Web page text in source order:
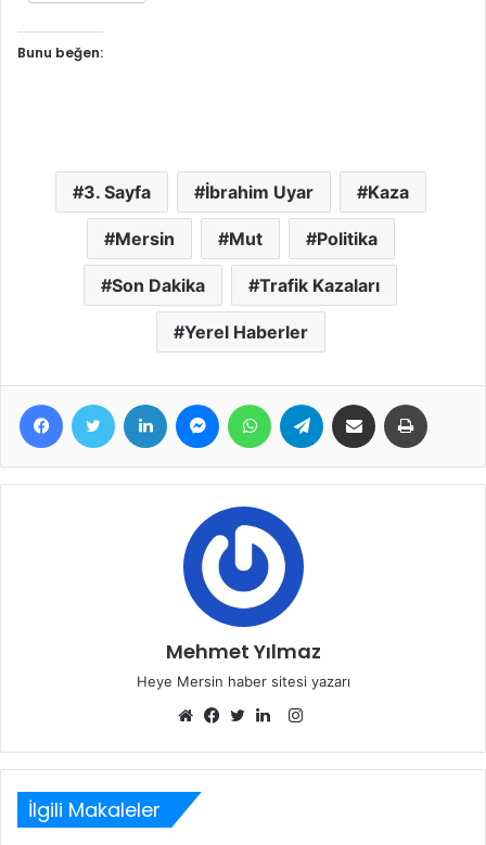
Bunu beğen:
3. Sayfa İbrahim Uyar Kaza
Mersin Mut Politika
Son Dakika Trafik Kazaları
Yerel Haberler
FacebookTwitter LinkedIn MessengerWhatsAppTelegram E-Posta ile paylaş
Mehmet Yılmaz
Heye Mersin haber sitesi yazarı
sitesi
Instagram
İlgili Makaleler